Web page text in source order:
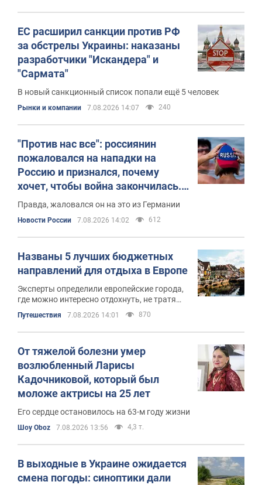
ЕС расширил санкции против РФ
за обстрелы Украины: наказаны
разработчики "Искандера" и
"Сармата"
В новый санкционный список попали ещё 5 человек
Рынки и компании 7.08.2026 14:07 240
"Против нас все": россиянин
пожаловался на нападки на
Россию и признался, почему
хочет, чтобы война закончилась.
Видео
Правда, жаловался он на это из Германии
Новости России 7.08.2026 14:02 612
Названы 5 лучших бюджетных
направлений для отдыха в Европе
Эксперты определили европейские города,
где можно интересно отдохнуть, не тратя
Путешествия 7.08.2026 14:01 870
От тяжелой болезни умер
возлюбленный Ларисы
Кадочниковой, который был
моложе актрисы на 25 лет
Его сердце остановилось на 63-м году жизни
Шоу Oboz 7.08.2026 13:56 4,3 т.
В выходные в Украине ожидается
смена погоды: синоптики дали